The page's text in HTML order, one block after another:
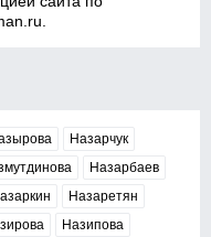
Назарчук
Назарбаев
Назаретян
Назипова